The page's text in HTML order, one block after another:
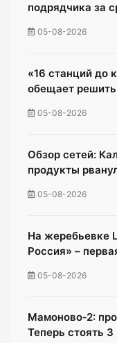
подрядчика за
05-08-2026
«16 станций до
обещает
05-08-2026
Обзор сетей:
продукты
05-08-2026
На жеребьевке
Россия» –
05-08-2026
Мамоново‑2:
Теперь стоять